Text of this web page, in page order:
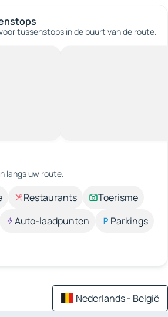
tussenstops in de buurt van de route.
langs uw route.
Restaurants
Toerisme
Auto-laadpunten
Parkings
Nederlands - België